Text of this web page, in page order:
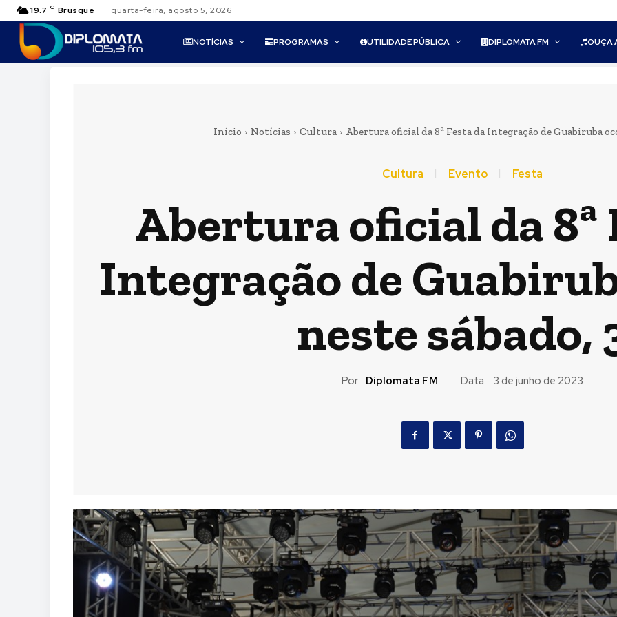
19.7 C Brusque quarta-feira, agosto 5, 2026
NOTÍCIAS PROGRAMAS UTILIDADE PÚBLICA DIPLOMATA FM OUÇA
Início Notícias Cultura Abertura oficial da 8ª Festa da Integração de Guabiruba
Cultura Evento Festa
Abertura oficial da 8ª
Integração de
neste sábado,
Por: Diplomata FM Data: 3 de junho de 2023